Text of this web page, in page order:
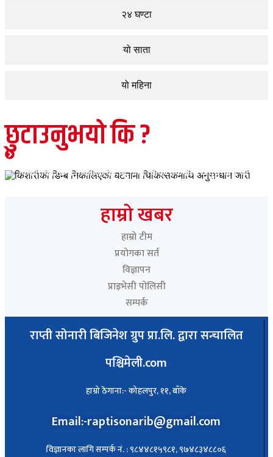
२४ घण्टा
यो साता
यो महिना
छुटाउनुभयो कि ?
मुख्य समाचार
किशोरीको डिम्ब निकालिएको घटनामा चिकित्सकमाथि अनुसन्धान जारी
हाम्रो खबर
हाम्रो टीम
प्रयोगका सर्त
विज्ञापन
प्राइभेसी पोलिसी
सम्पर्क
राप्ती सोनारी बिजिनेश ग्रुप प्रा.लि. द्वारा सन्चालित
पश्चिमेली.com
हाम्रो ठेगाना:- कोहलपुर, ११, बाँके
Email:-raptisonarib@gmail.com
विज्ञानका लागि सम्पर्क नं. : ९८४४८१५९८१, ९७४८३४८८०६